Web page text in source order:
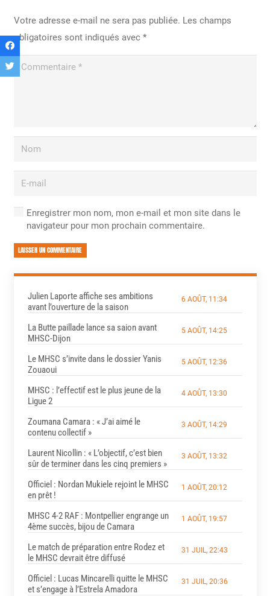
Votre adresse e-mail ne sera pas publiée. Les champs
obligatoires sont indiqués avec *
Enregistrer mon nom, mon e-mail et mon site dans le
navigateur pour mon prochain commentaire.
LAISSER UN COMMENTAIRE
Julien Laporte affiche ses ambitions
avant l’ouverture de la saison
6 AOÛT, 11:34
La Butte paillade lance sa saion avant
MHSC-Dijon
5 AOÛT, 14:25
Le MHSC s’invite dans le dossier Yanis
Zouaoui
5 AOÛT, 12:36
MHSC : l’effectif est le plus jeune de la
Ligue 2
4 AOÛT, 13:30
Zoumana Camara : « J’ai aimé le
contenu collectif »
3 AOÛT, 14:29
Laurent Nicollin : « L’objectif, c’est bien
sûr de terminer dans les cinq premiers »
3 AOÛT, 13:32
Officiel : Nordan Mukiele rejoint le MHSC
en prêt !
1 AOÛT, 20:12
MHSC 4-2 RAF : Montpellier engrange un
4ème succès, bijou de Camara
1 AOÛT, 19:57
Le match de préparation entre Rodez et
le MHSC devrait être diffusé
31 JUIL, 22:43
Officiel : Lucas Mincarelli quitte le MHSC
et s’engage à l’Estrela Amadora
31 JUIL, 20:36